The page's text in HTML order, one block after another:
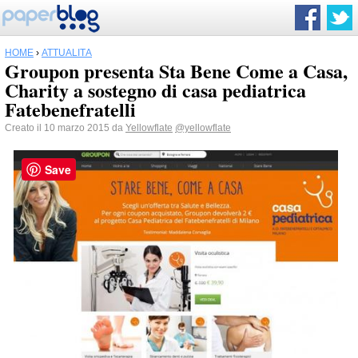
HOME › ATTUALITÀ
Groupon presenta Sta Bene Come a Casa,
Charity a sostegno di casa pediatrica
Fatebenefratelli
Creato il 10 marzo 2015 da Yellowflate @yellowflate
Save